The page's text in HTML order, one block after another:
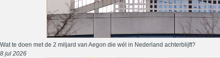
Wat te doen met de 2 miljard van Aegon die wél in Nederland achterblijft?
8 jul 2026